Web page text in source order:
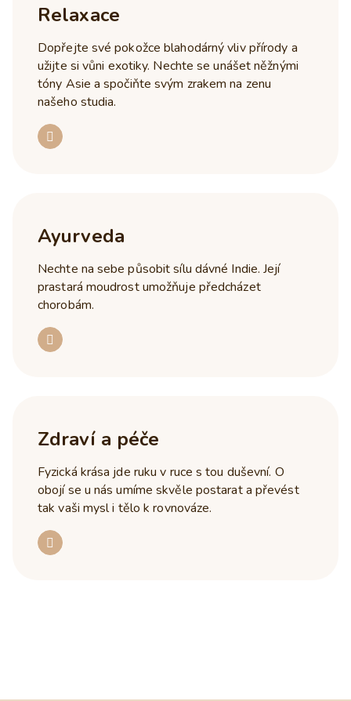
Relaxace
Dopřejte své pokožce blahodárný vliv přírody a
užijte si vůni exotiky. Nechte se unášet něžnými
tóny Asie a spočiňte svým zrakem na zenu
našeho studia.
Ayurveda
Nechte na sebe působit sílu dávné Indie. Její
prastará moudrost umožňuje předcházet
chorobám.
Zdraví a péče
Fyzická krása jde ruku v ruce s tou duševní. O
obojí se u nás umíme skvěle postarat a převést
tak vaši mysl i tělo k rovnováze.